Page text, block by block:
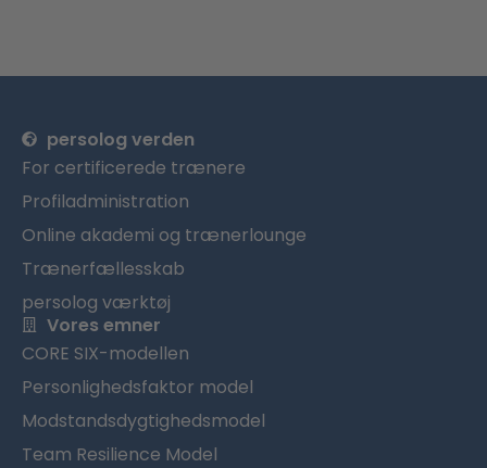
persolog verden
For certificerede trænere
Profiladministration
Online akademi og trænerlounge
Trænerfællesskab
persolog værktøj
Vores emner
CORE SIX-modellen
Personlighedsfaktor model
Modstandsdygtighedsmodel
Team Resilience Model